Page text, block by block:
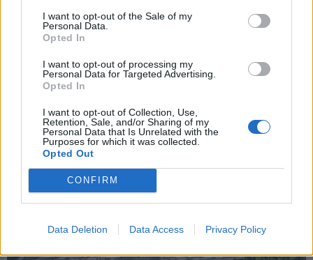
I want to opt-out of the Sale of my
Personal Data.
Opted In
I want to opt-out of processing my
Personal Data for Targeted Advertising.
Opted In
I want to opt-out of Collection, Use,
Retention, Sale, and/or Sharing of my
Personal Data that Is Unrelated with the
Purposes for which it was collected.
Opted Out
CONFIRM
Data Deletion Data Access Privacy Policy
ΒΟΡΕΙΟ ΑΙΓΑΙΟ
Μεγάλη νίκη για τη Χίο‑ Δεν μπορεί να γίνει
δομή στο Θόλος
Ο Δήμος Χίου κέρδισε την αγωγή κυριότητας, ακυρώνοντας στην
πράξη τους σχεδιασμούς για υπερδομή στην περιοχή